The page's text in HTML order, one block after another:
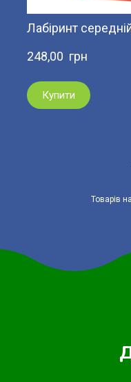
Лабіринт
248,00  грн
Купити
Товарів